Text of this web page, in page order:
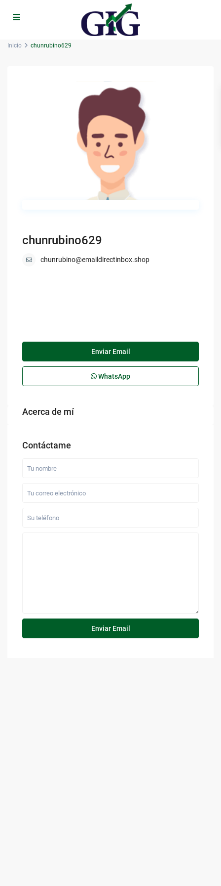
Inicio chunrubino629
chunrubino629
chunrubino@emaildirectinbox.shop
Enviar Email
WhatsApp
Acerca de mí
Contáctame